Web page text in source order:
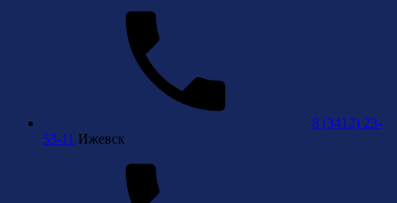
8 (3412) 23-
53-11 Ижевск